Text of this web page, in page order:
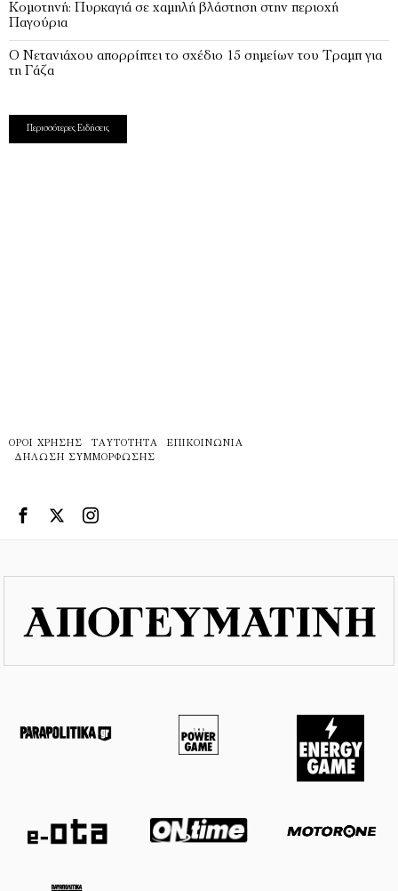
Κομοτηνή: Πυρκαγιά σε χαμηλή βλάστηση στην περιοχή
Παγούρια
Ο Νετανιάχου απορρίπτει το σχέδιο 15 σημείων του Τραμπ για
τη Γάζα
Περισσότερες Ειδήσεις
ΌΡΟΙ ΧΡΉΣΗΣ ΤΑΥΤΌΤΗΤΑ
ΕΠΙΚΟΙΝΩΝΊΑ
ΔΉΛΩΣΗ ΣΥΜΜΌΡΦΩΣΗΣ